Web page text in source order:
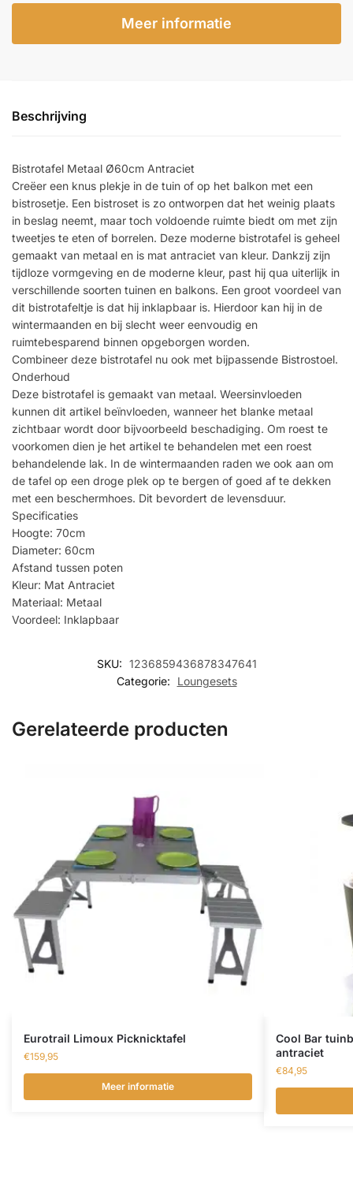
Meer informatie
Beschrijving
Bistrotafel Metaal Ø60cm Antraciet
Creëer een knus plekje in de tuin of op het balkon met een
bistrosetje. Een bistroset is zo ontworpen dat het weinig plaats
in beslag neemt, maar toch voldoende ruimte biedt om met zijn
tweetjes te eten of borrelen. Deze moderne bistrotafel is geheel
gemaakt van metaal en is mat antraciet van kleur. Dankzij zijn
tijdloze vormgeving en de moderne kleur, past hij qua uiterlijk in
verschillende soorten tuinen en balkons. Een groot voordeel van
dit bistrotafeltje is dat hij inklapbaar is. Hierdoor kan hij in de
wintermaanden en bij slecht weer eenvoudig en
ruimtebesparend binnen opgeborgen worden.
Combineer deze bistrotafel nu ook met bijpassende Bistrostoel.
Onderhoud
Deze bistrotafel is gemaakt van metaal. Weersinvloeden
kunnen dit artikel beïnvloeden, wanneer het blanke metaal
zichtbaar wordt door bijvoorbeeld beschadiging. Om roest te
voorkomen dien je het artikel te behandelen met een roest
behandelende lak. In de wintermaanden raden we ook aan om
de tafel op een droge plek op te bergen of goed af te dekken
met een beschermhoes. Dit bevordert de levensduur.
Specificaties
Hoogte: 70cm
Diameter: 60cm
Afstand tussen poten
Kleur: Mat Antraciet
Materiaal: Metaal
Voordeel: Inklapbaar
SKU: 1236859436878347641
Categorie:
Loungesets
Gerelateerde producten
Eurotrail Limoux Picknicktafel
€159,95
Meer informatie
Cool Bar
antraciet
€84,95